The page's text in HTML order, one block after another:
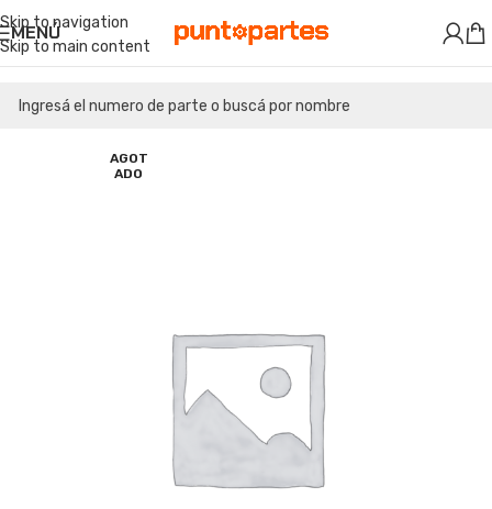
Skip to navigation
Skip to main content
MENÚ
AGOT
ADO